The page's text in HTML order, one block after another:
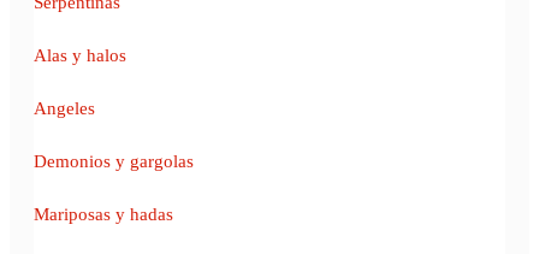
Alas y halos
Angeles
Demonios y gargolas
Mariposas y hadas